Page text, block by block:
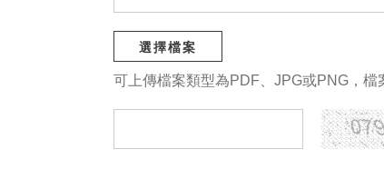
選擇檔案
可上傳檔案類型為PDF、JPG或PNG，檔